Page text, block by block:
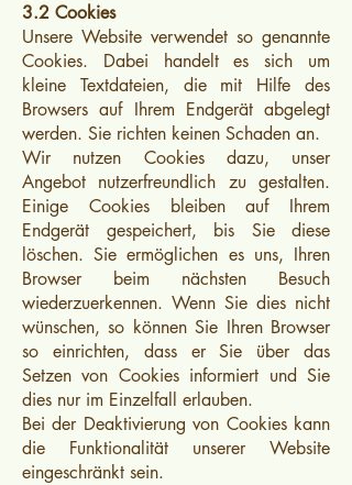
3.2 Cookies
Unsere Website verwendet so genannte
Cookies. Dabei handelt es sich um
kleine Textdateien, die mit Hilfe des
Browsers auf Ihrem Endgerät abgelegt
werden. Sie richten keinen Schaden an.
Wir nutzen Cookies dazu, unser
Angebot nutzerfreundlich zu gestalten.
Einige Cookies bleiben auf Ihrem
Endgerät gespeichert, bis Sie diese
löschen. Sie ermöglichen es uns, Ihren
Browser beim nächsten Besuch
wiederzuerkennen. Wenn Sie dies nicht
wünschen, so können Sie Ihren Browser
so einrichten, dass er Sie über das
Setzen von Cookies informiert und Sie
dies nur im Einzelfall erlauben.
Bei der Deaktivierung von Cookies kann
die Funktionalität unserer Website
eingeschränkt sein.